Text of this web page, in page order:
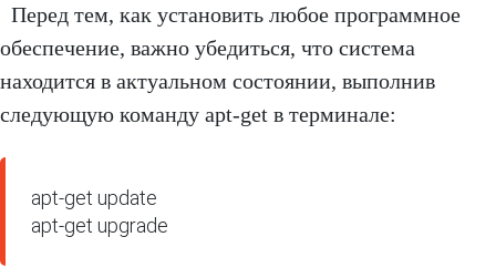
Перед тем, как установить любое программное
обеспечение, важно убедиться, что система
находится в актуальном состоянии, выполнив
следующую команду apt-get в терминале:
apt-get update
apt-get upgrade